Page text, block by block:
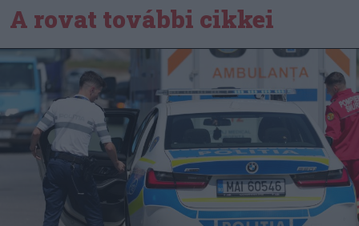
A rovat további cikkei